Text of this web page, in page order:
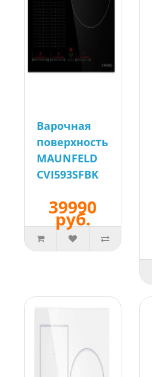
Варочная
поверхность
MAUNFELD
CVI593SFBK
39990
руб.